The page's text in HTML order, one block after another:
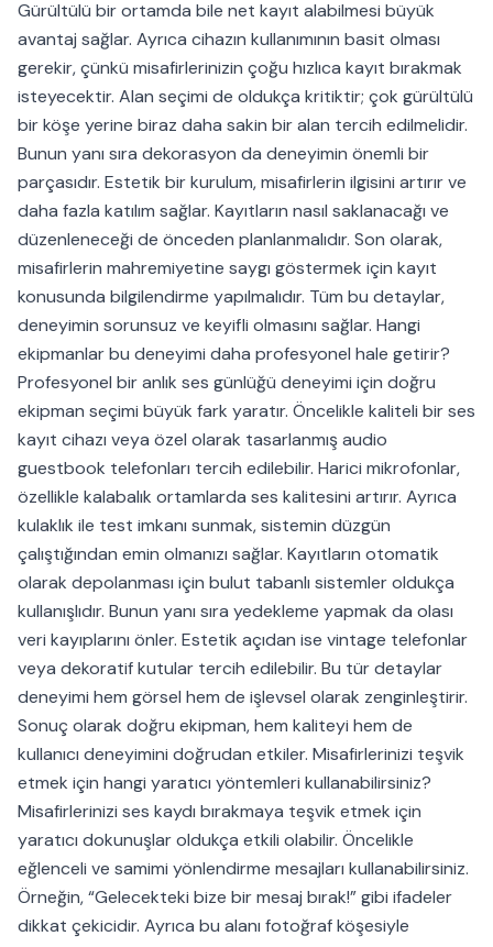
Gürültülü bir ortamda bile net kayıt alabilmesi büyük
avantaj sağlar. Ayrıca cihazın kullanımının basit olması
gerekir, çünkü misafirlerinizin çoğu hızlıca kayıt bırakmak
isteyecektir. Alan seçimi de oldukça kritiktir; çok gürültülü
bir köşe yerine biraz daha sakin bir alan tercih edilmelidir.
Bunun yanı sıra dekorasyon da deneyimin önemli bir
parçasıdır. Estetik bir kurulum, misafirlerin ilgisini artırır ve
daha fazla katılım sağlar. Kayıtların nasıl saklanacağı ve
düzenleneceği de önceden planlanmalıdır. Son olarak,
misafirlerin mahremiyetine saygı göstermek için kayıt
konusunda bilgilendirme yapılmalıdır. Tüm bu detaylar,
deneyimin sorunsuz ve keyifli olmasını sağlar. Hangi
ekipmanlar bu deneyimi daha profesyonel hale getirir?
Profesyonel bir anlık ses günlüğü deneyimi için doğru
ekipman seçimi büyük fark yaratır. Öncelikle kaliteli bir ses
kayıt cihazı veya özel olarak tasarlanmış audio
guestbook telefonları tercih edilebilir. Harici mikrofonlar,
özellikle kalabalık ortamlarda ses kalitesini artırır. Ayrıca
kulaklık ile test imkanı sunmak, sistemin düzgün
çalıştığından emin olmanızı sağlar. Kayıtların otomatik
olarak depolanması için bulut tabanlı sistemler oldukça
kullanışlıdır. Bunun yanı sıra yedekleme yapmak da olası
veri kayıplarını önler. Estetik açıdan ise vintage telefonlar
veya dekoratif kutular tercih edilebilir. Bu tür detaylar
deneyimi hem görsel hem de işlevsel olarak zenginleştirir.
Sonuç olarak doğru ekipman, hem kaliteyi hem de
kullanıcı deneyimini doğrudan etkiler. Misafirlerinizi teşvik
etmek için hangi yaratıcı yöntemleri kullanabilirsiniz?
Misafirlerinizi ses kaydı bırakmaya teşvik etmek için
yaratıcı dokunuşlar oldukça etkili olabilir. Öncelikle
eğlenceli ve samimi yönlendirme mesajları kullanabilirsiniz.
Örneğin, “Gelecekteki bize bir mesaj bırak!” gibi ifadeler
dikkat çekicidir. Ayrıca bu alanı fotoğraf köşesiyle